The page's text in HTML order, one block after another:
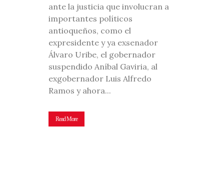
ante la justicia que involucran a
importantes políticos
antioqueños, como el
expresidente y ya exsenador
Álvaro Uribe, el gobernador
suspendido Aníbal Gaviria, al
exgobernador Luis Alfredo
Ramos y ahora...
Read More